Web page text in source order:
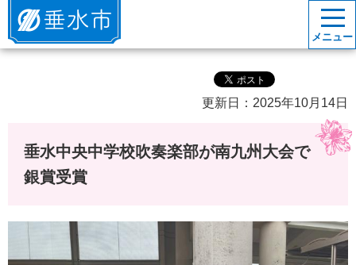
垂水市
メニュー
更新日：2025年10月14日
垂水中央中学校吹奏楽部が南九州大会で
銀賞受賞